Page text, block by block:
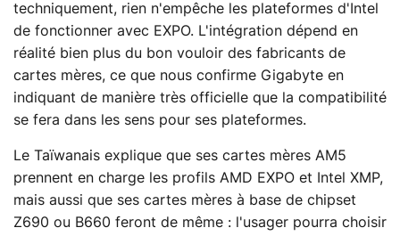
techniquement, rien n'empêche les plateformes d'Intel
de fonctionner avec EXPO. L'intégration dépend en
réalité bien plus du bon vouloir des fabricants de
cartes mères, ce que nous confirme Gigabyte en
indiquant de manière très officielle que la compatibilité
se fera dans les sens pour ses plateformes.
Le Taïwanais explique que ses cartes mères AM5
prennent en charge les profils AMD EXPO et Intel XMP,
mais aussi que ses cartes mères à base de chipset
Z690 ou B660 feront de même : l'usager pourra choisir